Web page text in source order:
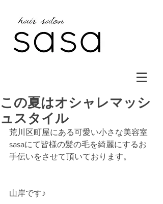
この夏はオシャレマッシ
ュスタイル
荒川区町屋にある可愛い小さな美容室
sasaにて皆様の髪の毛を綺麗にするお
手伝いをさせて頂いております。
山岸です♪